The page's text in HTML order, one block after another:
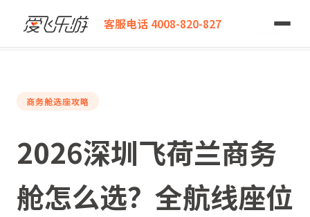
客服电话 4008-820-827
爱飞乐游
2026深圳飞荷兰商务舱怎么选？全航线座位舒适度深度拆解攻略
商务舱选座攻略
2026深圳飞荷兰商务
舱怎么选？全航线座位